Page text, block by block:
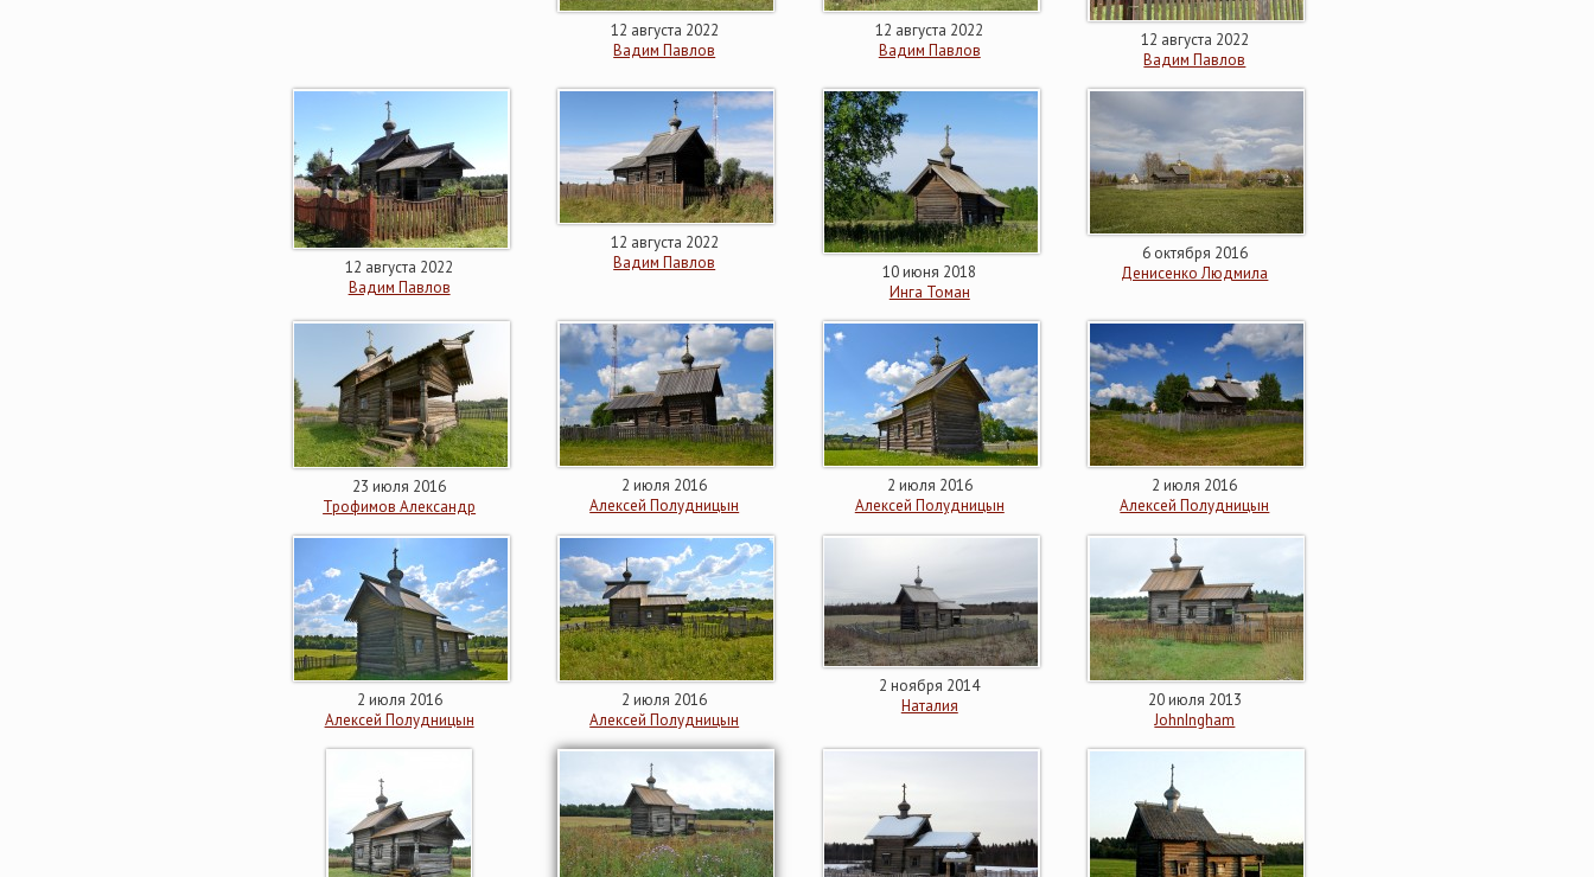
12 августа 2022
Вадим Павлов
12 августа 2022
Вадим Павлов
12 августа 2022
Вадим Павлов
12 августа 2022
Вадим Павлов
12 августа 2022
Вадим Павлов
10 июня 2018
Инга Томан
6 октября 2016
Денисенко Людмила
23 июля 2016
Трофимов Александр
2 июля 2016
Алексей Полудницын
2 июля 2016
Алексей Полудницын
2 июля 2016
Алексей Полудницын
2 июля 2016
Алексей Полудницын
2 июля 2016
Алексей Полудницын
2 ноября 2014
Наталия
20 июля 2013
JohnIngham